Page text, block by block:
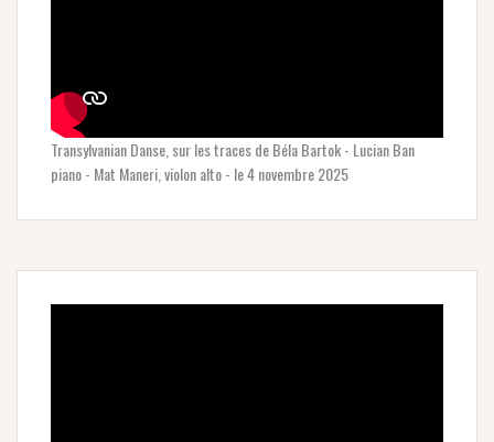
Transylvanian Danse, sur les traces de Béla Bartok - Lucian Ban
piano - Mat Maneri, violon alto - le 4 novembre 2025